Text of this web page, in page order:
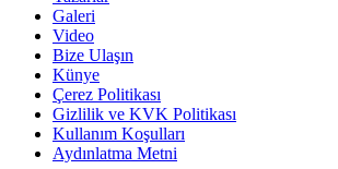
Galeri
Video
Bize Ulaşın
Künye
Çerez Politikası
Gizlilik ve KVK Politikası
Kullanım Koşulları
Aydınlatma Metni